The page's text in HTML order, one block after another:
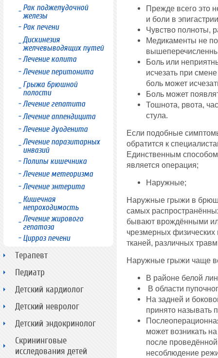
Прежде всего это
и боли в
Чувство полноты,
Медикаменты не
Боль или
исчезать при
боль может
Боль может
Тошнота, рвота,
стула.
Если подобные
обратится к
Единственным
является операция;
Наружные;
Наружные грыжи в
самых
бывают врождёнными
чрезмерных физических
тканей, различных
Наружные грыжи чаще
В районе белой
В области
На задней и
принято называть
может возникать
после
несоблюдение
Рак поджелудочной
железы
Рак печени
Дискинезия
желчевыводящих путей
Лечение колита
Лечение перитонита
Грыжа брюшной
полости
Лечение гепатита
Лечение аппендицита
Лечение дуоденита
Лечение паразитарных
инвазий
Полипы кишечника
Лечение метеоризма
Лечение энтерита
Кишечная
непроходимость
Лечение жирового
гепатоза
Цирроз печени
Терапевт
Педиатр
Детский кардиолог
Детский невролог
Детский эндокринолог
Скрининговые
исследования детей